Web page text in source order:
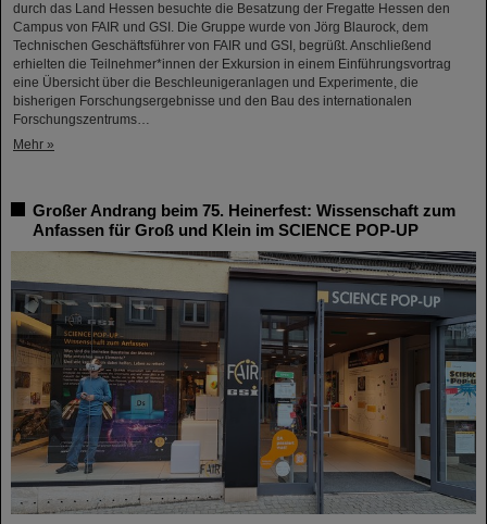
durch das Land Hessen besuchte die Besatzung der Fregatte Hessen den
Campus von FAIR und GSI. Die Gruppe wurde von Jörg Blaurock, dem
Technischen Geschäftsführer von FAIR und GSI, begrüßt. Anschließend
erhielten die Teilnehmer*innen der Exkursion in einem Einführungsvortrag
eine Übersicht über die Beschleunigeranlagen und Experimente, die
bisherigen Forschungsergebnisse und den Bau des internationalen
Forschungszentrums…
Mehr »
Großer Andrang beim 75. Heinerfest: Wissenschaft zum
Anfassen für Groß und Klein im SCIENCE POP-UP